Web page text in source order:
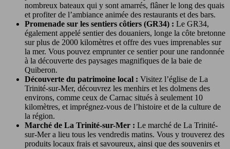
nombreux bateaux qui y sont amarrés, flâner le long des quais
et profiter de l’ambiance animée des restaurants et des bars.
Promenade sur les sentiers côtiers (GR34) : Le GR34,
également appelé sentier des douaniers, longe la côte bretonne
sur plus de 2000 kilomètres et offre des vues imprenables sur
la mer. Vous pouvez emprunter ce sentier pour une randonnée
à la découverte des paysages magnifiques de la baie de
Quiberon.
Découverte du patrimoine local : Visitez l’église de La
Trinité-sur-Mer, découvrez les menhirs et les dolmens des
environs, comme ceux de Carnac situés à seulement 10
kilomètres, et imprégnez-vous de l’histoire et de la culture de
la région.
Marché de La Trinité-sur-Mer : Le marché de La Trinité-
sur-Mer a lieu tous les vendredis matins. Vous y trouverez des
produits locaux frais et savoureux, ainsi que des souvenirs et